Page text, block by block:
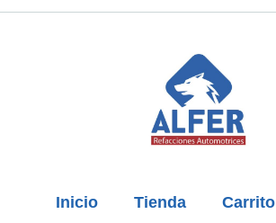
Inicio Tienda Carrito